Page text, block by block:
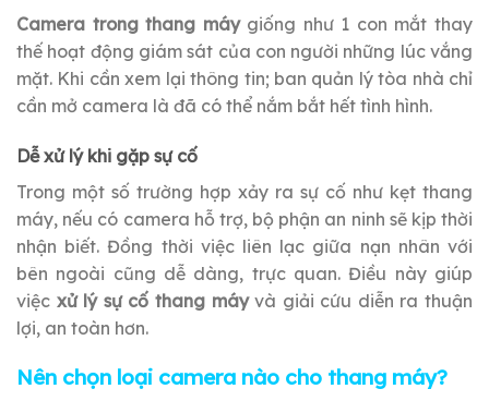
Camera trong thang máygiống như 1 con mắt thay
thế hoạt động giám sát của con người những lúc vắng
mặt. Khi cần xem lại thông tin; ban quản lý tòa nhà chỉ
cần mở camera là đã có thể nắm bắt hết tình hình.
Dễ xử lý khi gặp sự cố
Trong một số trường hợp xảy ra sự cố như kẹt thang
máy, nếu có camera hỗ trợ, bộ phận an ninh sẽ kịp thời
nhận biết. Đồng thời việc liên lạc giữa nạn nhân với
bên ngoài cũng dễ dàng, trực quan. Điều này giúp
việc xử lý sự cố thang máyvà giải cứu diễn ra thuận
lợi, an toàn hơn.
Nên chọn loại camera nào cho thang máy?